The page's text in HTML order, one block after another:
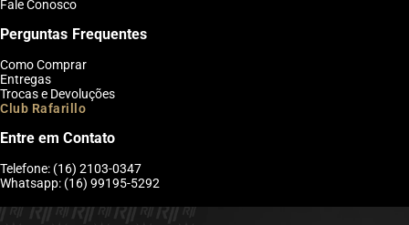
Fale Conosco
Perguntas Frequentes
Como Comprar
Entregas
Trocas e Devoluções
Club Rafarillo
Entre em Contato
Telefone: (16) 2103-0347
Whatsapp: (16) 99195-5292